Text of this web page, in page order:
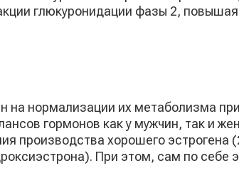
глюкуронидации фазы 2,
на нормализации их метаболизма
гормонов как у мужчин, так и
производства хорошего эстрогена
При этом, сам по себе